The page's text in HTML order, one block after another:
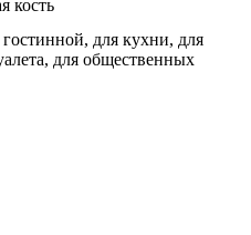
кость
для кухни, для
для общественных